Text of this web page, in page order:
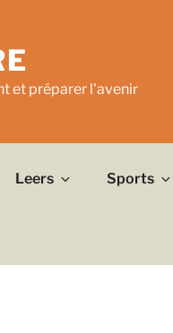
et préparer l'avenir
Leers Sports